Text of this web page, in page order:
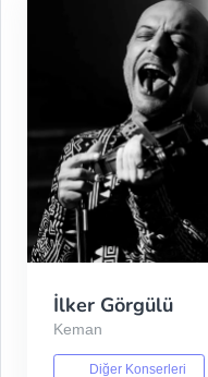
İlker Görgülü
Keman
Diğer Konserleri